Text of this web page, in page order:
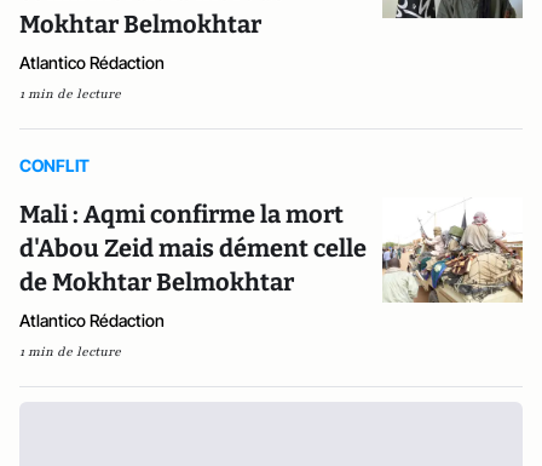
Mokhtar Belmokhtar
Atlantico Rédaction
1 min de lecture
CONFLIT
Mali : Aqmi confirme la mort
d'Abou Zeid mais dément celle
de Mokhtar Belmokhtar
Atlantico Rédaction
1 min de lecture